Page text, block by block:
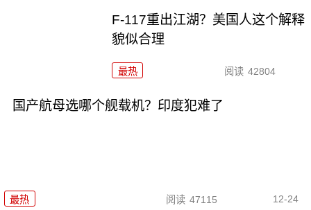
F-117重出江湖？美国人这个解释
貌似合理
最热 阅读 42804
国产航母选哪个舰载机？印度犯难了
最热 阅读 47115 12-24